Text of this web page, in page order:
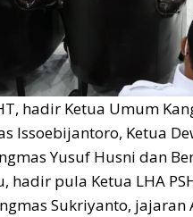
hadir Ketua Umum
Issoebijantoro, Ketua
Yusuf Husni dan
hadir pula Ketua LHA
Sukriyanto,